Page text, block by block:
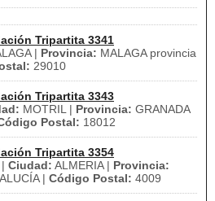
Tripartita 3341
| Provincia: MALAGA provincia
29010
Tripartita 3343
MOTRIL | Provincia: GRANADA
Postal: 18012
Tripartita 3354
Ciudad: ALMERIA | Provincia:
| Código Postal: 4009